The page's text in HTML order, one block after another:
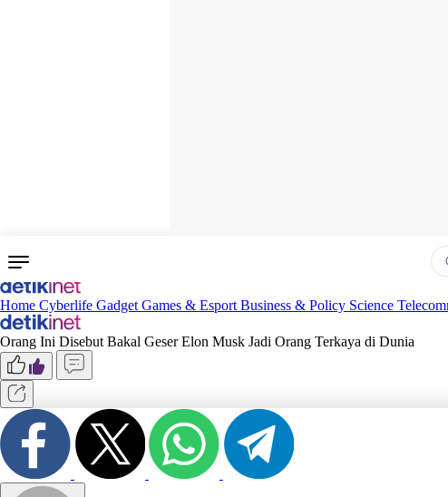
Home Cyberlife Gadget Games & Esport Business & Policy Science
Orang Ini Disebut Bakal Geser Elon Musk Jadi Orang Terkaya di Dunia